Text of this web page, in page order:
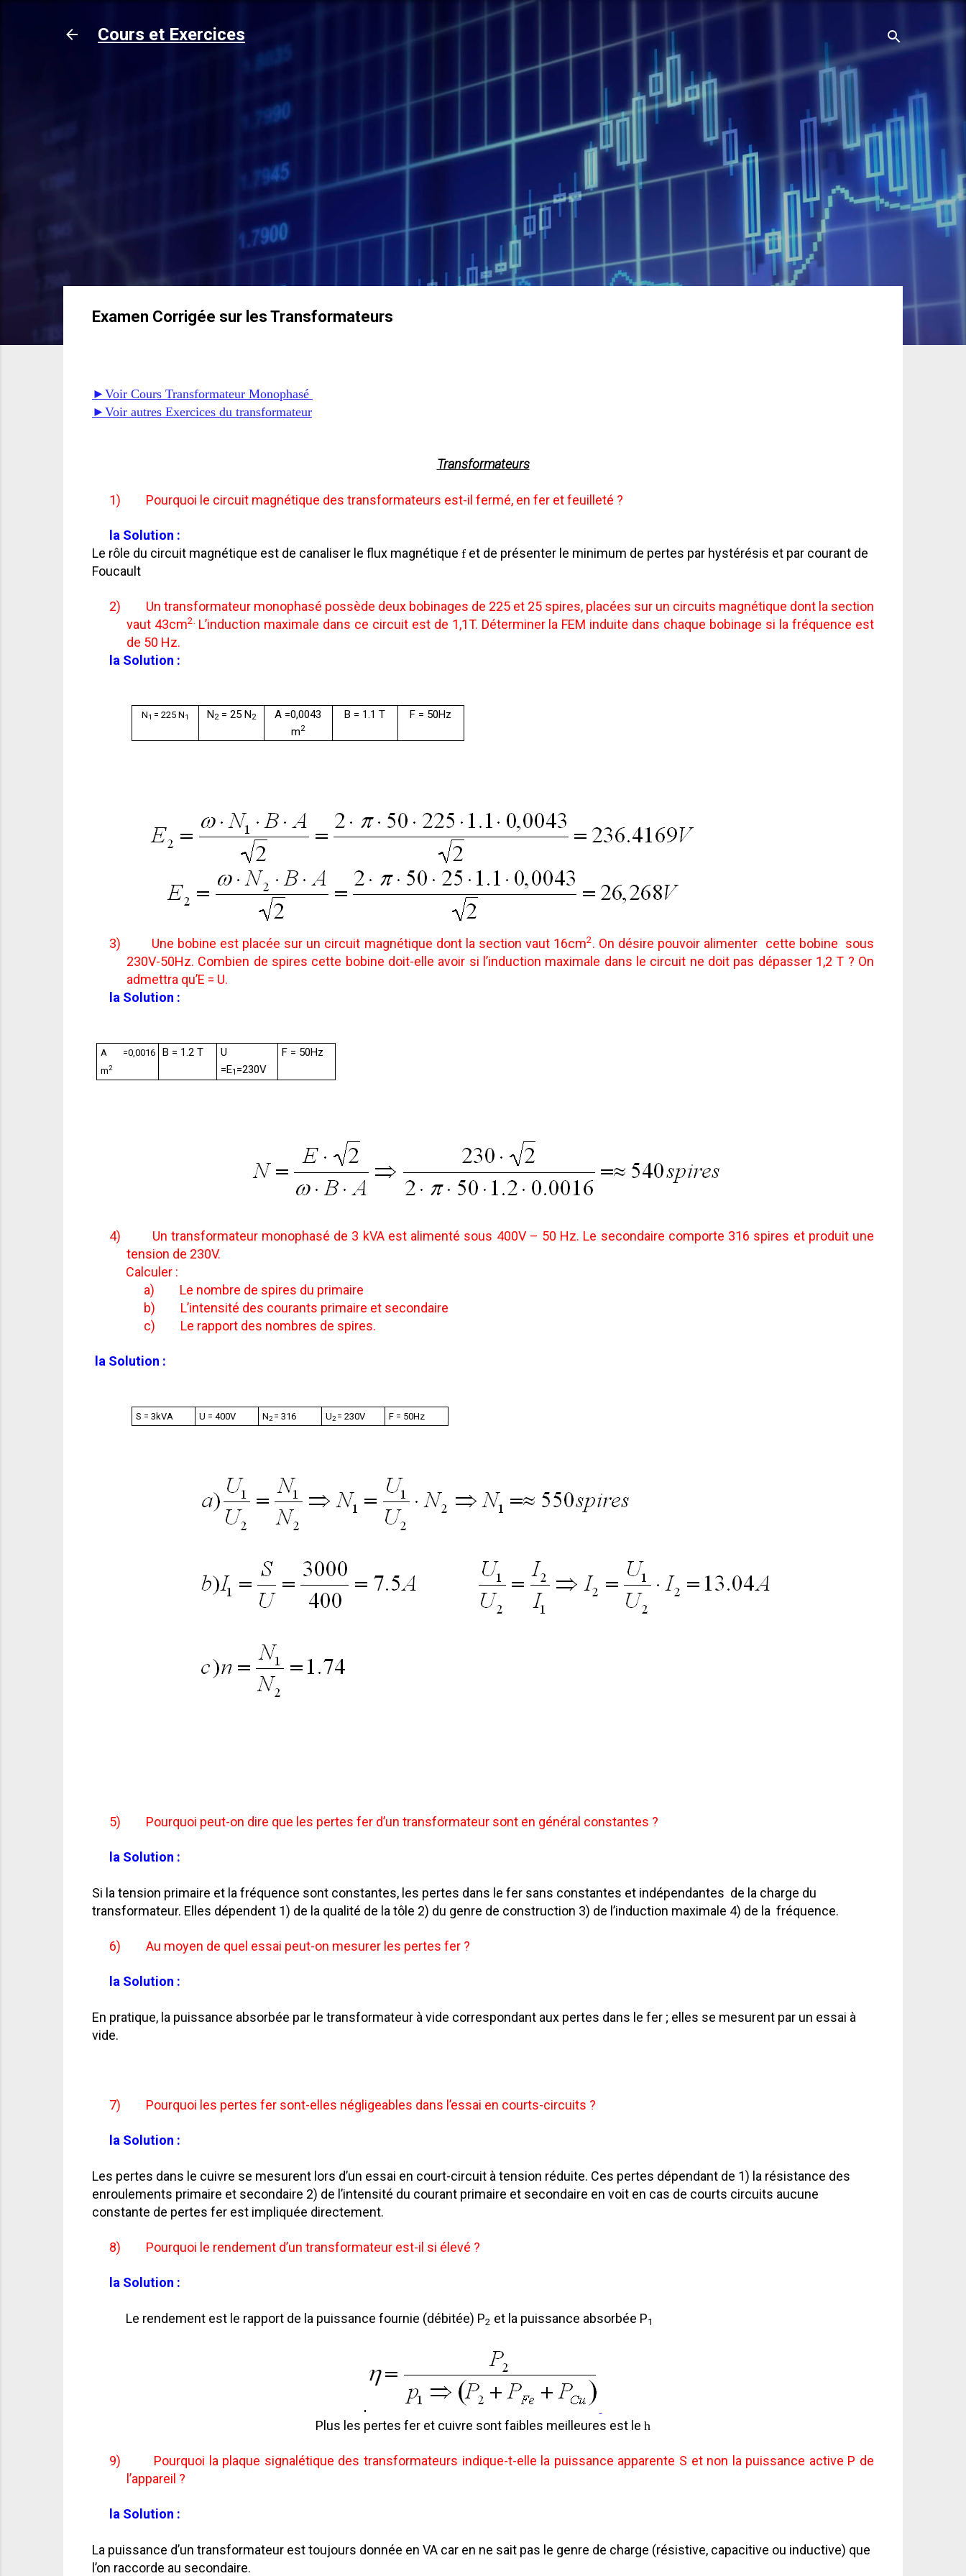
Accéder au contenu principal
Cours et Exercices
Examen Corrigée sur les Transformateurs
►Voir Cours Transformateur Monophasé
►Voir autres Exercices du transformateur
Transformateurs
1) Pourquoi le circuit magnétique des transformateurs est-il fermé, en fer et feuilleté ?
la Solution :
Le rôle du circuit magnétique est de canaliser le flux magnétique f et de présenter le minimum de pertes par hystérésis et par courant de
Foucault
2)
Un transformateur monophasé possède deux bobinages de 225 et 25 spires, placées sur un circuits magnétique dont la section
vaut 43cm2. L’induction maximale dans ce circuit est de 1,1T. Déterminer la FEM induite dans chaque bobinage si la fréquence est
de 50 Hz.
la Solution :
N1 = 225 N1 N2= 25 N2
A =0,0043
m2
B = 1.1 T F = 50Hz
3) Une bobine est placée sur un circuit magnétique dont la section vaut 16cm2. On désire pouvoir alimenter cette bobine sous
230V-50Hz. Combien de spires cette bobine doit-elle avoir si l’induction maximale dans le circuit ne doit pas dépasser 1,2 T ? On
admettra qu’E = U.
la Solution :
A =0,0016
m2
B = 1.2 T
U
=E1 =230V
F = 50Hz
4)
Un transformateur monophasé de 3 kVA est alimenté sous 400V – 50 Hz. Le secondaire comporte 316 spires et produit une
tension de 230V.
Calculer :
a)
Le nombre de spires du primaire
b)
L’intensité des courants primaire et secondaire
c)
Le rapport des nombres de spires.
la Solution :
S = 3kVA U = 400V N2 = 316 U2 = 230V F = 50Hz
5) Pourquoi peut-on dire que les pertes fer d’un transformateur sont en général constantes ?
la Solution :
Si la tension primaire et la fréquence sont constantes, les pertes dans le fer sans constantes et indépendantes de la charge du
transformateur. Elles dépendent 1) de la qualité de la tôle 2) du genre de construction 3) de l’induction maximale 4) de la fréquence.
6) Au moyen de quel essai peut-on mesurer les pertes fer ?
la Solution :
En pratique, la puissance absorbée par le transformateur à vide correspondant aux pertes dans le fer ; elles se mesurent par un essai à
vide.
7) Pourquoi les pertes fer sont-elles négligeables dans l’essai en courts-circuits ?
la Solution :
Les pertes dans le cuivre se mesurent lors d’un essai en court-circuit à tension réduite. Ces pertes dépendant de 1) la résistance des
enroulements primaire et secondaire 2) de l’intensité du courant primaire et secondaire en voit en cas de courts circuits aucune
constante de pertes fer est impliquée directement.
8) Pourquoi le rendement d’un transformateur est-il si élevé ?
la Solution :
Le rendement est le rapport de la puissance fournie (débitée) P2 et la puissance absorbée P1
Plus les pertes fer et cuivre sont faibles meilleures est le h
9)
Pourquoi la plaque signalétique des transformateurs indique-t-elle la puissance apparente S et non la puissance active P de
l’appareil ?
la Solution :
La puissance d’un transformateur est toujours donnée en VA car en ne sait pas le genre de charge (résistive, capacitive ou inductive) que
l’on raccorde au secondaire.